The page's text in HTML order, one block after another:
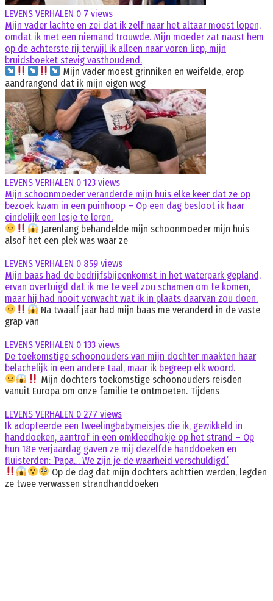
LEVENS VERHALEN 0 7 views
Mijn vader lachte en zei dat ik zelf naar het altaar moest lopen,
omdat ik met een niemand trouwde. Mijn moeder zat naast hem
op de achterste rij terwijl ik alleen naar voren liep, mijn
bruidsboeket stevig vasthoudend.
Mijn vader moest grinniken en weifelde, erop
aandrangend dat ik mijn eigen weg
LEVENS VERHALEN 0 123 views
Mijn schoonmoeder veranderde mijn huis elke keer dat ze op
bezoek kwam in een puinhoop – Op een dag besloot ik haar
eindelijk een lesje te leren.
Jarenlang behandelde mijn schoonmoeder mijn huis
alsof het een plek was waar ze
LEVENS VERHALEN 0 859 views
Mijn baas had de bedrijfsbijeenkomst in het waterpark gepland,
ervan overtuigd dat ik me te veel zou schamen om te komen,
maar hij had nooit verwacht wat ik in plaats daarvan zou doen.
Na twaalf jaar had mijn baas me veranderd in de vaste
grap van
LEVENS VERHALEN 0 133 views
De toekomstige schoonouders van mijn dochter maakten haar
belachelijk in een andere taal, maar ik begreep elk woord.
Mijn dochters toekomstige schoonouders reisden
vanuit Europa om onze familie te ontmoeten. Tijdens
LEVENS VERHALEN 0 277 views
Ik adopteerde een tweelingbabymeisjes die ik, gewikkeld in
handdoeken, aantrof in een omkleedhokje op het strand – Op
hun 18e verjaardag gaven ze mij dezelfde handdoeken en
fluisterden: ‘Papa… We zijn je de waarheid verschuldigd.’
Op de dag dat mijn dochters achttien werden, legden
ze twee verwassen strandhanddoeken